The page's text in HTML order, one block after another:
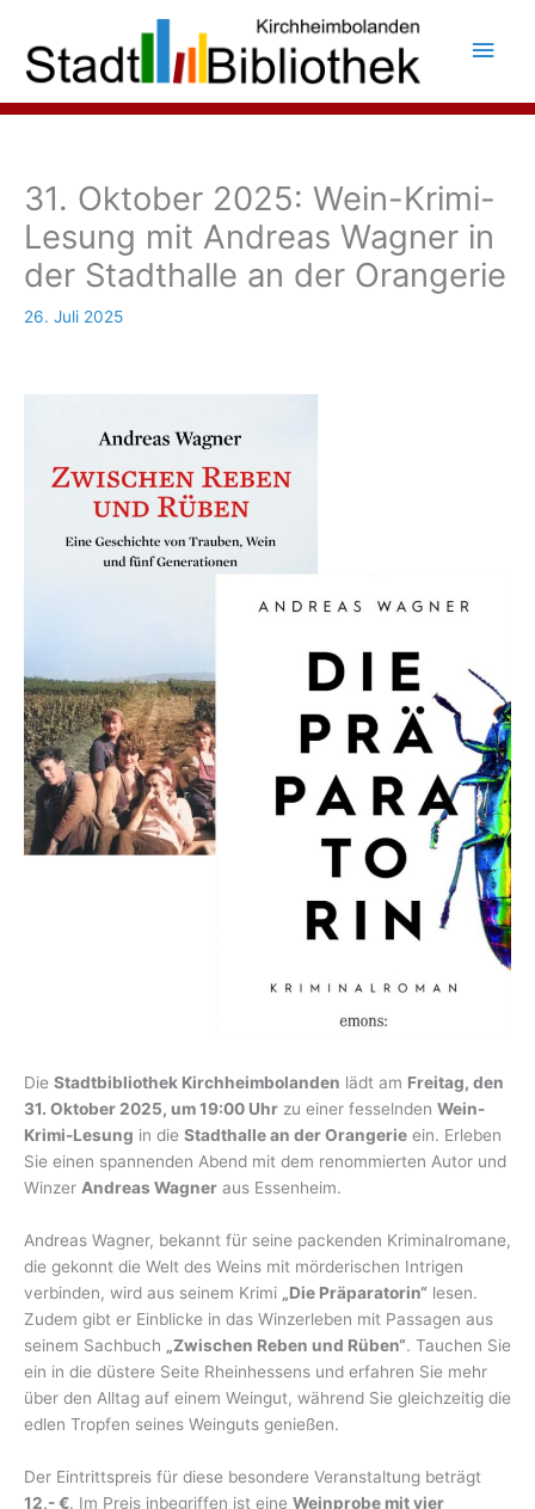
springen
31. Oktober 2025: Wein-Krimi-
Lesung mit Andreas Wagner in
der Stadthalle an der Orangerie
26. Juli 2025
Die Stadtbibliothek Kirchheimbolanden lädt am Freitag, den
31. Oktober 2025, um 19:00 Uhr zu einer fesselnden Wein-
Krimi-Lesung in die Stadthalle an der Orangerie ein. Erleben
Sie einen spannenden Abend mit dem renommierten Autor und
Winzer Andreas Wagner aus Essenheim.
Andreas Wagner, bekannt für seine packenden Kriminalromane,
die gekonnt die Welt des Weins mit mörderischen Intrigen
verbinden, wird aus seinem Krimi „Die Präparatorin“ lesen.
Zudem gibt er Einblicke in das Winzerleben mit Passagen aus
seinem Sachbuch „Zwischen Reben und Rüben“. Tauchen Sie
ein in die düstere Seite Rheinhessens und erfahren Sie mehr
über den Alltag auf einem Weingut, während Sie gleichzeitig die
edlen Tropfen seines Weinguts genießen.
Der Eintrittspreis für diese besondere Veranstaltung beträgt
12,- €. Im Preis inbegriffen ist eine Weinprobe mit vier